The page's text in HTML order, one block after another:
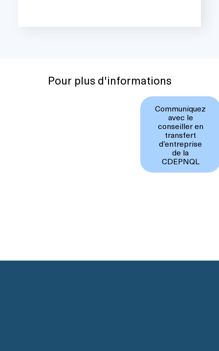
Pour plus d'informations
Communiquez
avec le
conseiller en
transfert
d’entreprise
de la
CDEPNQL